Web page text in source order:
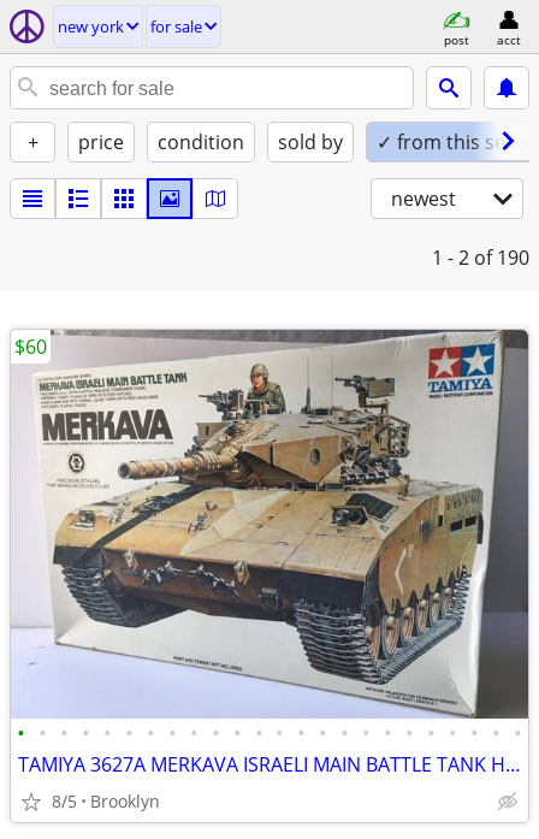
new york for sale
post acct
+ price condition sold by ✓ from this seller
newest
1 - 2 of 190
• • • • • • • • • • • • • • • • • • • • • • • •
TAMIYA 3627A MERKAVA ISRAELI MAIN BATTLE TANK HIGH DETAIL SCALE MODEL
8/5 Brooklyn
$60